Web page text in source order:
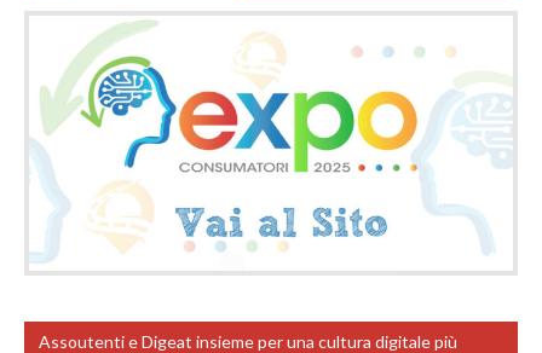
Assoutenti e Digeat insieme per una cultura digitale più